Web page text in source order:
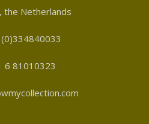
the Netherlands
6 81010323